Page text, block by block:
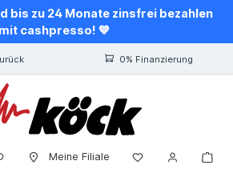
bis zu 24 Monate zinsfrei bezahlen
mit cashpresso! 💙
0% Finanzierung
Meine Filiale